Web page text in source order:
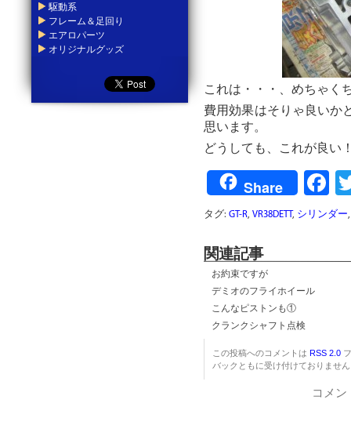
これは・・・、めちゃく
費用効果はそりゃ良いか
思います。
どうしても、これが良い
Share
タグ: GT-R, VR38DETT, シリンダー
関連記事
お約束ですが
デミオのフライホイール
こんなピストンも①
クランクシャフト点検
この投稿へのコメントは RSS 2.0
バックともに受け付けておりませ
コメン
駆動系
フレーム＆足回り
エアロパーツ
オリジナルグッズ